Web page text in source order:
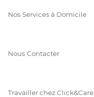
Nos Services à Domicile
Nous Contacter
Travailler chez Click&Care